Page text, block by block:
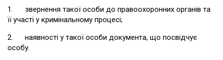
1. звернення такої особи до правоохоронних органів та
її участі у кримінальному процесі;
2. наявності у такої особи документа, що посвідчує
особу.